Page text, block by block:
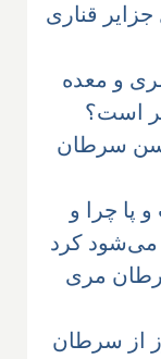
قناری
و معده
است؟
واکسن سرطان
پا چرا و
می‌شود کرد
مری
از سرطان